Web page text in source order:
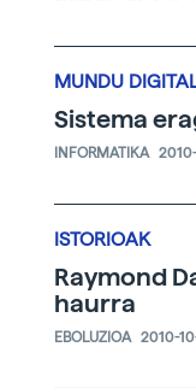
MUNDU
Sistema
INFORMATIKA
ISTORIOAK
Raymond
haurra
EBOLUZIOA 2010-